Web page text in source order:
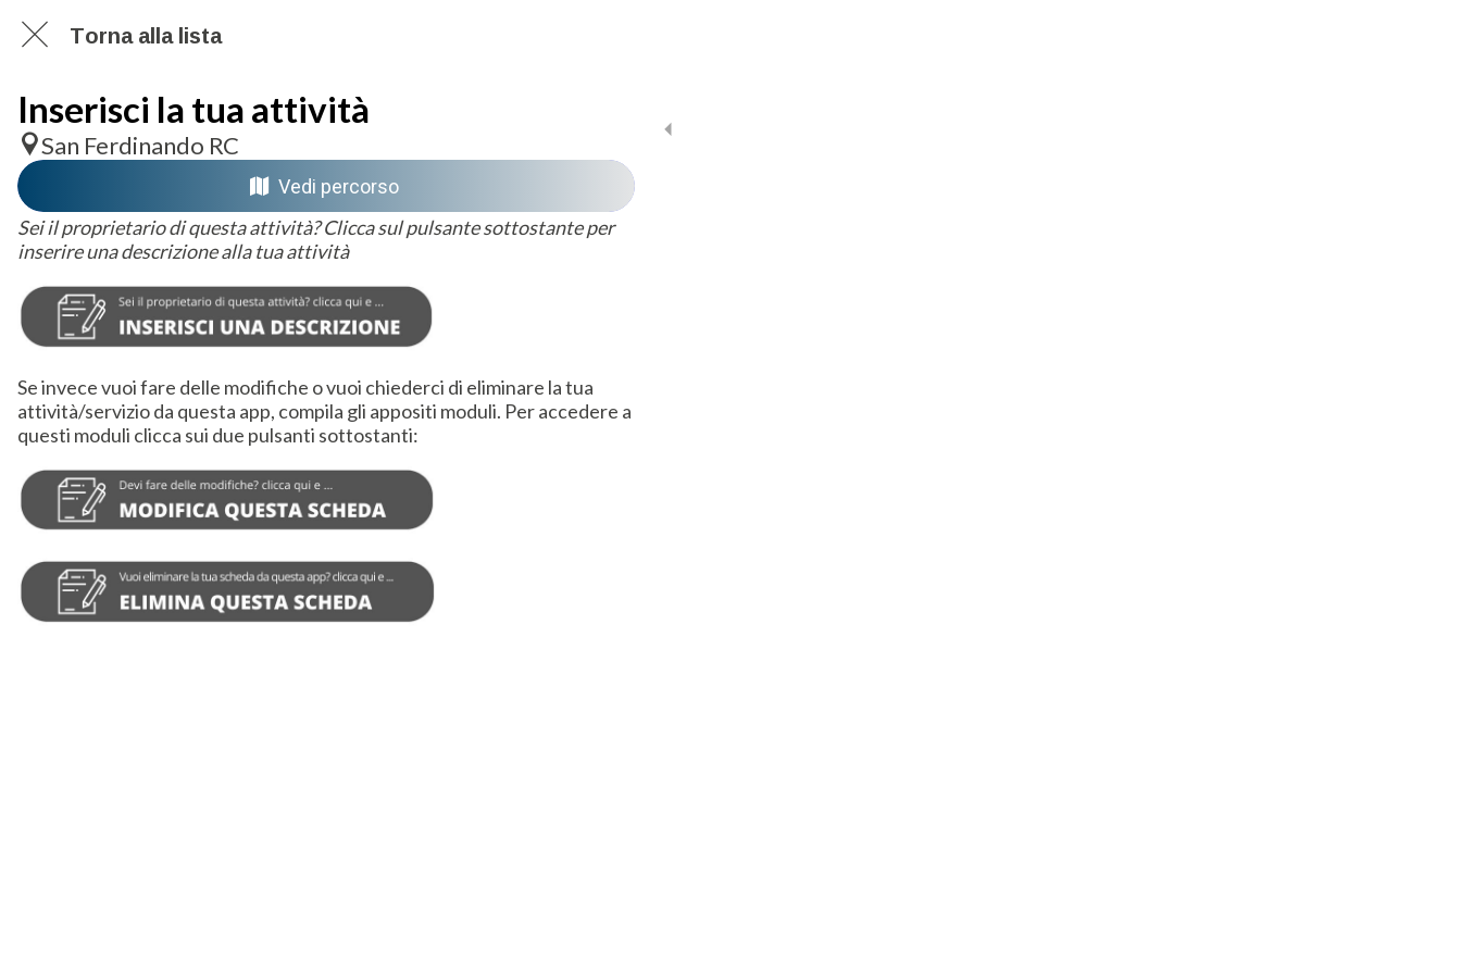
Torna alla lista
Inserisci la tua attività
San Ferdinando RC
Vedi percorso
Sei il proprietario di questa attività? Clicca sul pulsante sottostante per
inserire una descrizione alla tua attività
Se invece vuoi fare delle modifiche o vuoi chiederci di eliminare la tua
attività/servizio da questa app, compila gli appositi moduli. Per accedere a
questi moduli clicca sui due pulsanti sottostanti: